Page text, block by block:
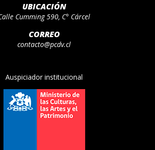
UBICACIÓN
Cumming 590, C° Cárcel
CORREO
contacto@pcdv.cl
Auspiciador institucional